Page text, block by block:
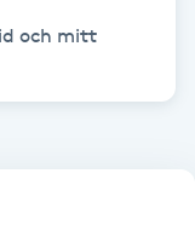
och mitt